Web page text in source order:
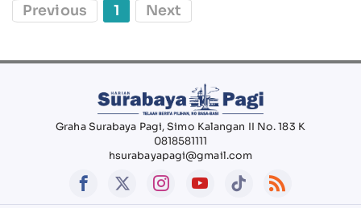
Previous 1 Next
Graha Surabaya Pagi, Simo Kalangan II No. 183 K
0818581111
hsurabayapagi@gmail.com